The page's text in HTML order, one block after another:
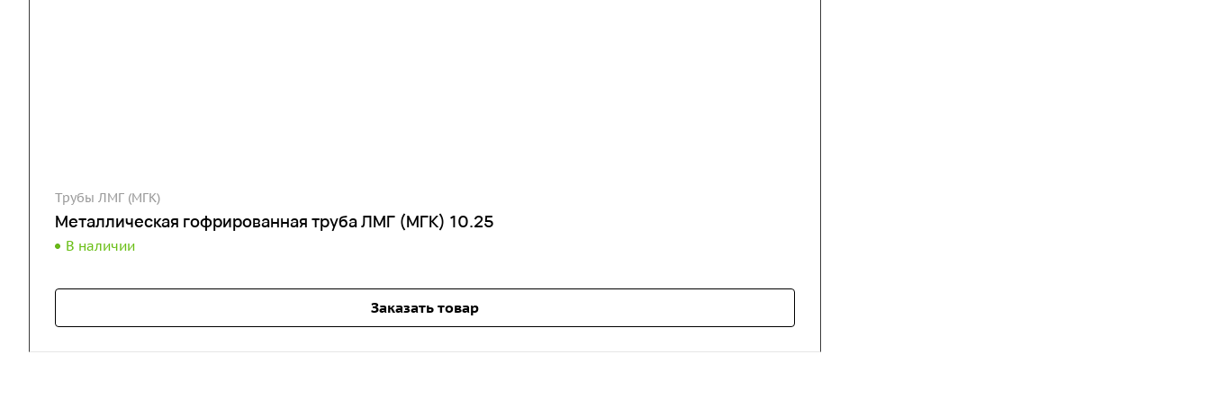
Трубы ЛМГ (МГК)
Металлическая гофрированная труба ЛМГ (МГК) 10.25
В наличии
Заказать товар